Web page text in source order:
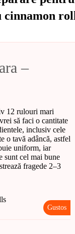
cinnamon
–
12 rulouri mari
să faci o cantitate
inclusiv cele
o tavă adâncă, astfel
uniform, iar
sunt cel mai bune
fragede 2–3
Gustos